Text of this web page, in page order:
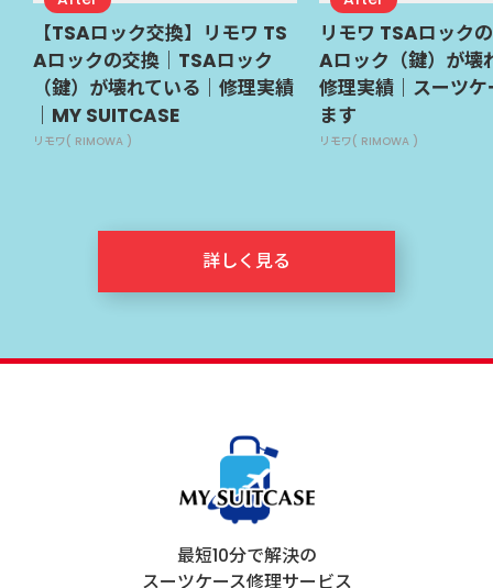
【TSAロック交換】リモワ TS
Aロックの交換｜TSAロック
（鍵）が壊れている｜修理実績
｜MY SUITCASE
リモワ( RIMOWA )
リモワ TSAロック
Aロック（鍵）が壊
修理実績｜スーツ
ます
リモワ( RIMOWA )
詳しく見る
最短10分で解決の
スーツケース修理サービス